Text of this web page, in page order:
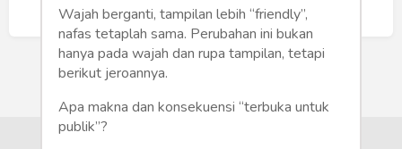
Humaniora
Sketsa
Tekno
Gaya
Buat Akun Baru
Wajah berganti, tampilan lebih “friendly”,
nafas tetaplah sama. Perubahan ini bukan
hanya pada wajah dan rupa tampilan, tetapi
berikut jeroannya.
Apa makna dan konsekuensi “terbuka untuk
publik”?